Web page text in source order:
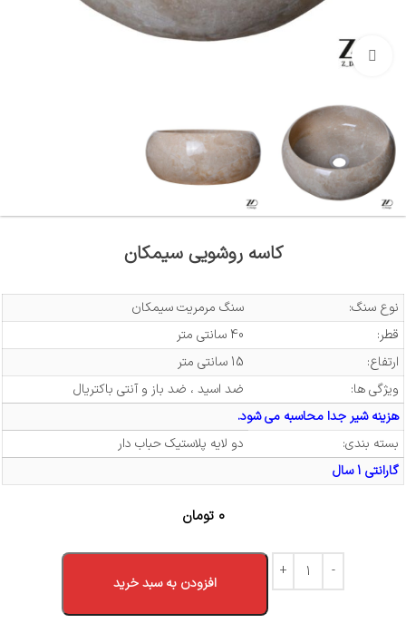
بزرگنمایی تصویر
کاسه روشویی سیمکان
نوع سنگ:
سنگ مرمریت سیمکان
قطر:
40 سانتی متر
ارتفاع:
15 سانتی متر
ویژگی ها:
ضد اسید ، ضد باز و آنتی باکتریال
هزینه شیر جدا محاسبه می شود.
بسته بندی:
دو لایه پلاستیک حباب دار
گارانتی 1 سال
۰ تومان
افزودن به سبد خرید